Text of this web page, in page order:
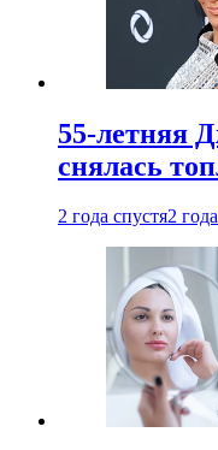
55-летняя
снялась
2 года спустя2